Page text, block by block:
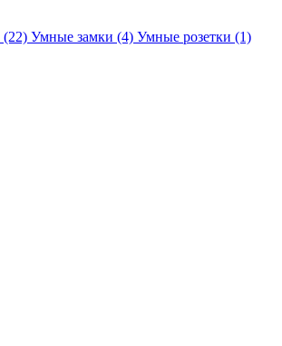
(22) Умные замки (4) Умные розетки (1)